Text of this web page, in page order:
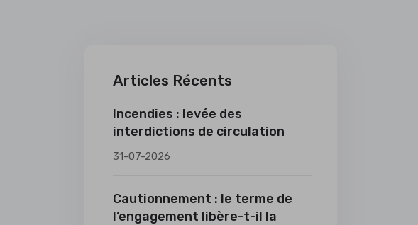
Articles Récents
Incendies : levée des
interdictions de circulation
31-07-2026
Cautionnement : le terme de
l’engagement libère-t-il la